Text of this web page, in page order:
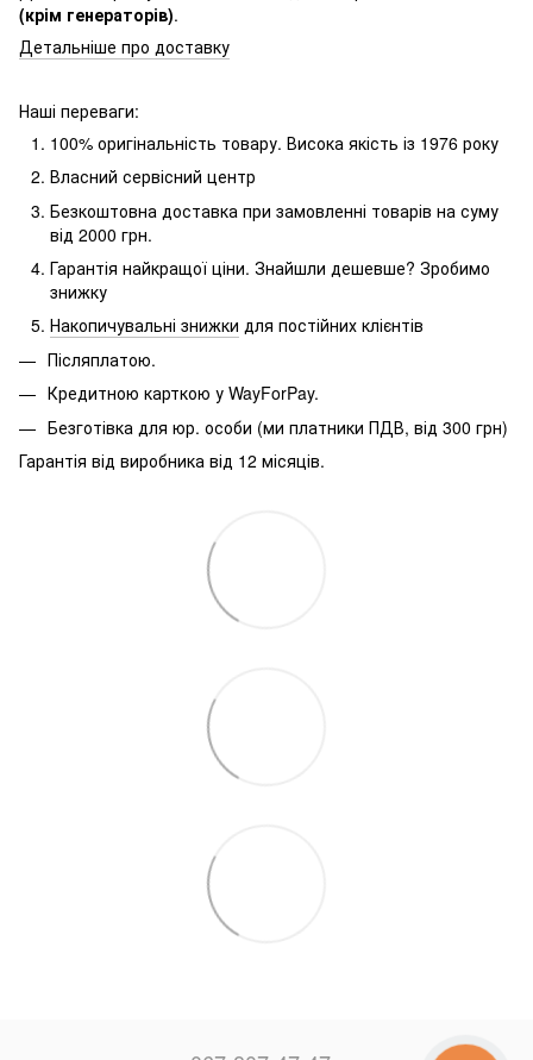
(крім генераторів).
Детальніше про доставку
Наші переваги:
100% оригінальність товару. Висока якість із 1976 року
Власний сервісний центр
Безкоштовна доставка при замовленні товарів на суму
від 2000 грн.
Гарантія найкращої ціни. Знайшли дешевше? Зробимо
знижку
Накопичувальні знижки для постійних клієнтів
Післяплатою.
Кредитною карткою у WayForPay.
Безготівка для юр. особи (ми платники ПДВ, від 300 грн)
Гарантія від виробника від 12 місяців.